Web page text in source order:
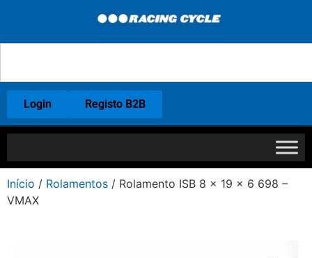
Login Registo B2B
Início / Rolamentos / Rolamento ISB 8 x 19 x 6 698 –
VMAX